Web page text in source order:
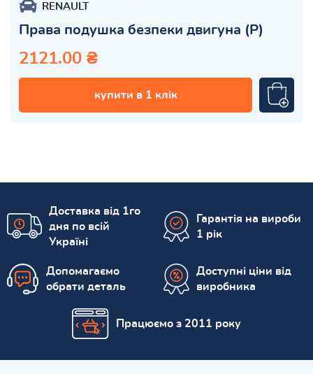
RENAULT
Права подушка безпеки двигуна (P)
2121.00 ₴
купити в 1 клік
Доставка від 1го
дня по всій
Україні
Гарантія на вироби
1 рік
Допомагаємо
обрати деталь
Доступні ціни від
виробника
Працюємо з 2011 року